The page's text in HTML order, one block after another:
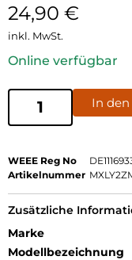
24,90 €
inkl. MwSt.
Online verfügbar
In
WEEE Reg No
Artikelnummer
Zusätzliche
Marke
Modellbezeichnung